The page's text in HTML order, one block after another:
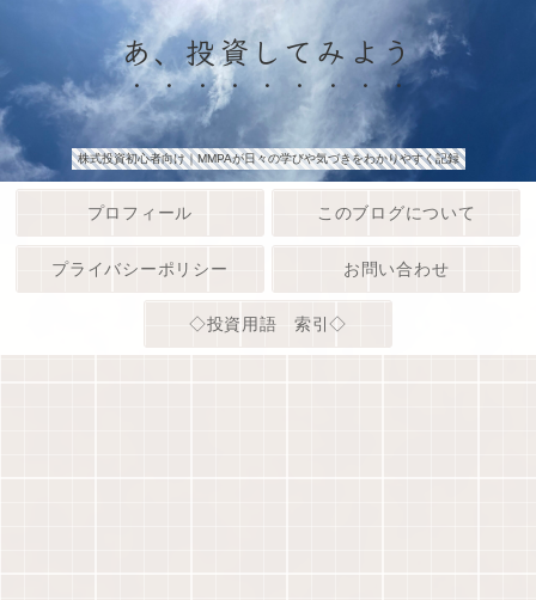
あ、投資してみよう
株式投資初心者向け｜MMPAが日々の学びや気づきをわかりやすく記録
プロフィール このブログについて
プライバシーポリシー お問い合わせ
◇投資用語 索引◇